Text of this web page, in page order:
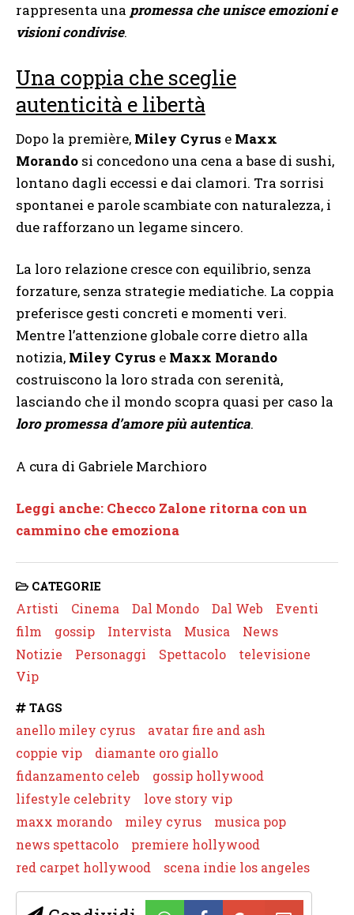
rappresenta una promessa che unisce emozioni e
visioni condivise.
Una coppia che sceglie
autenticità e libertà
Dopo la première, Miley Cyrus e Maxx
Morando si concedono una cena a base di sushi,
lontano dagli eccessi e dai clamori. Tra sorrisi
spontanei e parole scambiate con naturalezza, i
due rafforzano un legame sincero.
La loro relazione cresce con equilibrio, senza
forzature, senza strategie mediatiche. La coppia
preferisce gesti concreti e momenti veri.
Mentre l’attenzione globale corre dietro alla
notizia, Miley Cyrus e Maxx Morando
costruiscono la loro strada con serenità,
lasciando che il mondo scopra quasi per caso la
loro promessa d’amore più autentica.
A cura di Gabriele Marchioro
Leggi anche: Checco Zalone ritorna con un
cammino che emoziona
CATEGORIE
Artisti Cinema Dal Mondo Dal Web
Eventi
film
gossip Intervista Musica
News
Notizie
Personaggi Spettacolo
televisione
Vip
TAGS
anello miley cyrus
avatar fire and ash
coppie vip
diamante oro giallo
fidanzamento celeb
gossip hollywood
lifestyle celebrity
love story vip
maxx morando
miley cyrus
musica pop
news spettacolo
premiere hollywood
red carpet hollywood
scena indie los angeles